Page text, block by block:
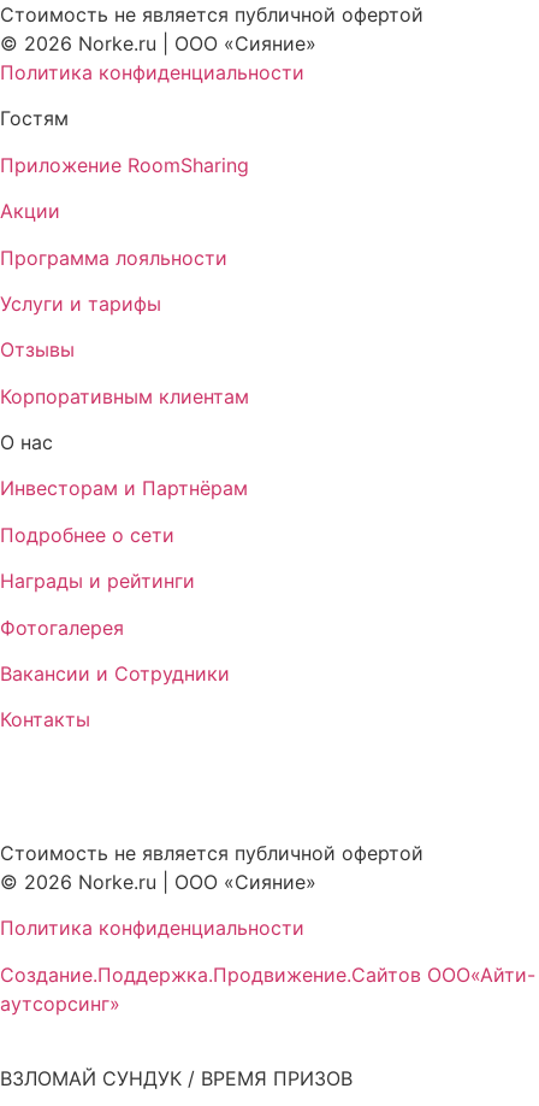
Стоимость не является публичной офертой
© 2026 Norke.ru | ООО «Сияние»
Политика конфиденциальности
Гостям
Приложение RoomSharing
Акции
Программа лояльности
Услуги и тарифы
Отзывы
Корпоративным клиентам
О нас
Инвесторам и Партнёрам
Подробнее о сети
Награды и рейтинги
Фотогалерея
Вакансии и Сотрудники
Контакты
Стоимость не является публичной офертой
© 2026 Norke.ru | ООО «Сияние»
Политика конфиденциальности
Создание.Поддержка.Продвижение.Сайтов ООО«Айти-
аутсорсинг»
ВЗЛОМАЙ СУНДУК / ВРЕМЯ ПРИЗОВ